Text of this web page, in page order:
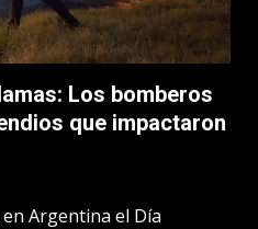
Los bomberos
que impactaron
Argentina el Día